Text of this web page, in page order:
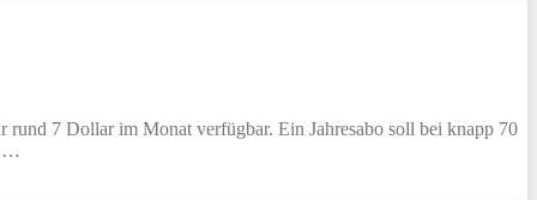
7 Dollar im Monat verfügbar. Ein Jahresabo soll bei knapp 70